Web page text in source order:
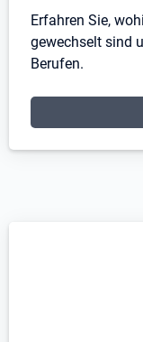
Erfahren Sie,
gewechselt sind
Berufen.